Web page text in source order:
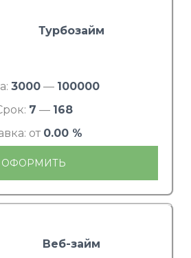
Турбозайм
3000— 100000
7 — 168
от 0.00 %
ОФОРМИТЬ
Веб-займ